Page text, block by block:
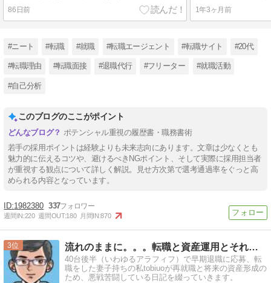
86日前 1年3ヶ月前
#ニート #転職 #就職 #転職エージェント #転職サイト #20代
#転職理由 #転職面接 #退職代行 #フリーター #就職活動
#自己分析
このブログのここがポイント
ポテンシャル重視の履歴書・職務書術
若手の採用ポイントは経験よりも未来志向にあります。文章は少なくとも
魅力的に伝えるコツや、避けるべきNGポイント、そして実際に採用担当者
が重視する観点について詳しく解説。見せ方次第で選考通過率をぐっと高
められる内容となっています。
1982380 337
週間IN:220 週間OUT:180 月間IN:870
3 流れのままに。。。転職と資産運用とそれから
40台後半（いわゆるアラフィフ）で早期退職に応募、転
職をした妻子持ちの私tobiuoが再就職と将来の資産形成の
ため、悪戦苦闘している日記を綴っていきます。